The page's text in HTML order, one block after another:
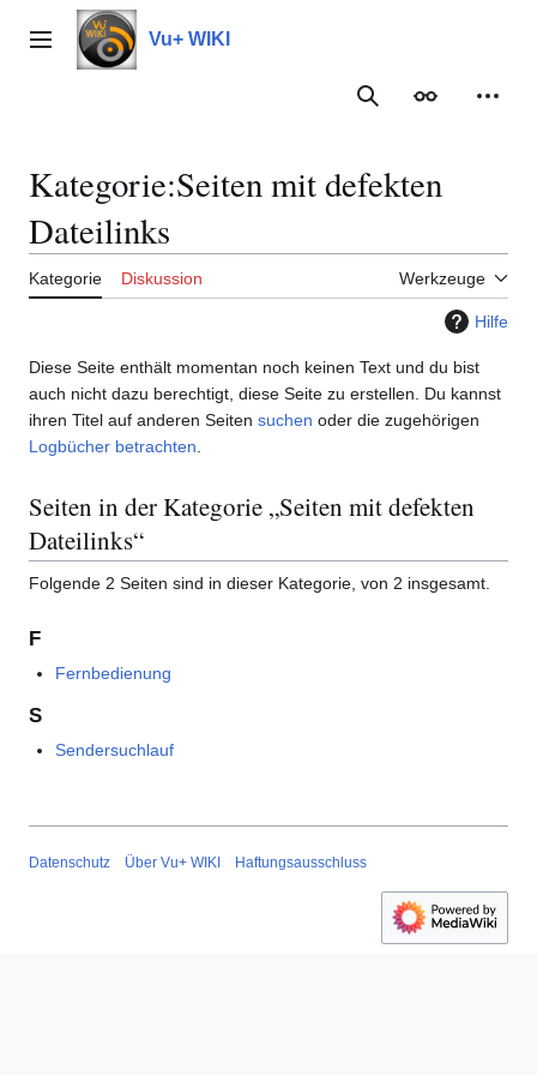
Inhalt
springenHauptmenü Vu+ WIKI
Suche
Kategorie:Seiten mit defekten
Dateilinks
Kategorie Diskussion Werkzeuge
Hilfe
Diese Seite enthält momentan noch keinen Text und du bist
auch nicht dazu berechtigt, diese Seite zu erstellen. Du kannst
ihren Titel auf anderen Seiten suchen oder die zugehörigen
Logbücher betrachten
Seiten in der Kategorie „Seiten mit defekten
Dateilinks“
Folgende 2 Seiten sind in dieser Kategorie, von 2 insgesamt.
F
Fernbedienung
S
Sendersuchlauf
Datenschutz Über Vu+ WIKI Haftungsausschluss